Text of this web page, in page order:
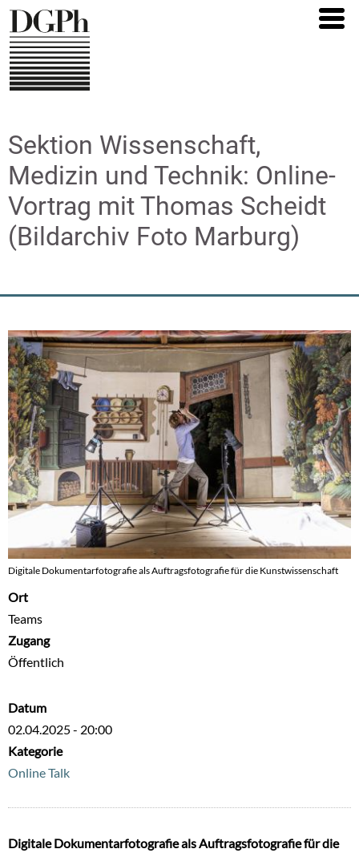
Direkt
zum
Inhalt
Sektion Wissenschaft,
Medizin und Technik: Online-
Vortrag mit Thomas Scheidt
(Bildarchiv Foto Marburg)
Digitale Dokumentarfotografie als Auftragsfotografie für die Kunstwissenschaft
Ort
Teams
Zugang
Öffentlich
Datum
02.04.2025 - 20:00
Kategorie
Online Talk
Digitale Dokumentarfotografie als Auftragsfotografie für die